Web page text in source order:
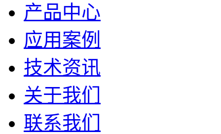
产品中心
应用案例
技术资讯
关于我们
联系我们